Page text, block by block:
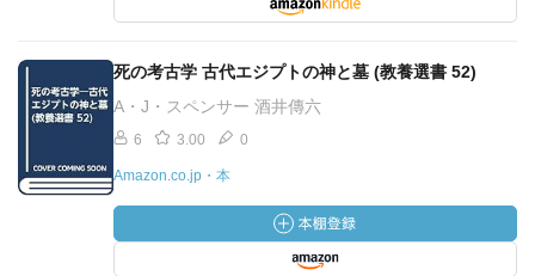
死の考古学 古代エジプトの神と墓 (教養選書 52)
A・J・スペンサー 酒井傳六
6 3.00 0
Amazon.co.jp・本